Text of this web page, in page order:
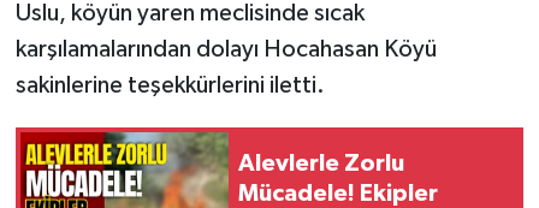
Uslu, köyün yaren meclisinde sıcak
karşılamalarından dolayı Hocahasan Köyü
sakinlerine teşekkürlerini iletti.
Alevlerle Zorlu
Mücadele! Ekipler